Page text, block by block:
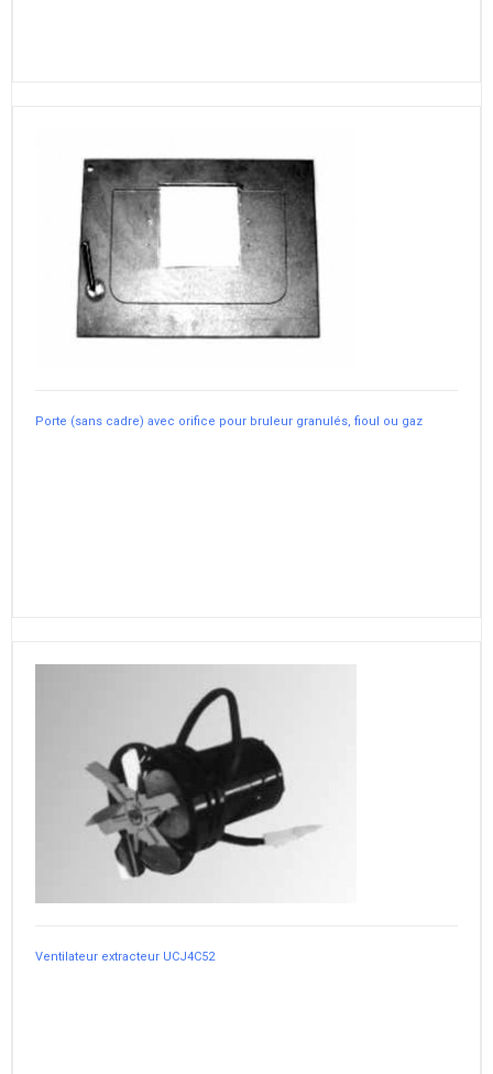
Porte (sans cadre) avec orifice pour bruleur granulés, fioul ou gaz
Ventilateur extracteur UCJ4C52